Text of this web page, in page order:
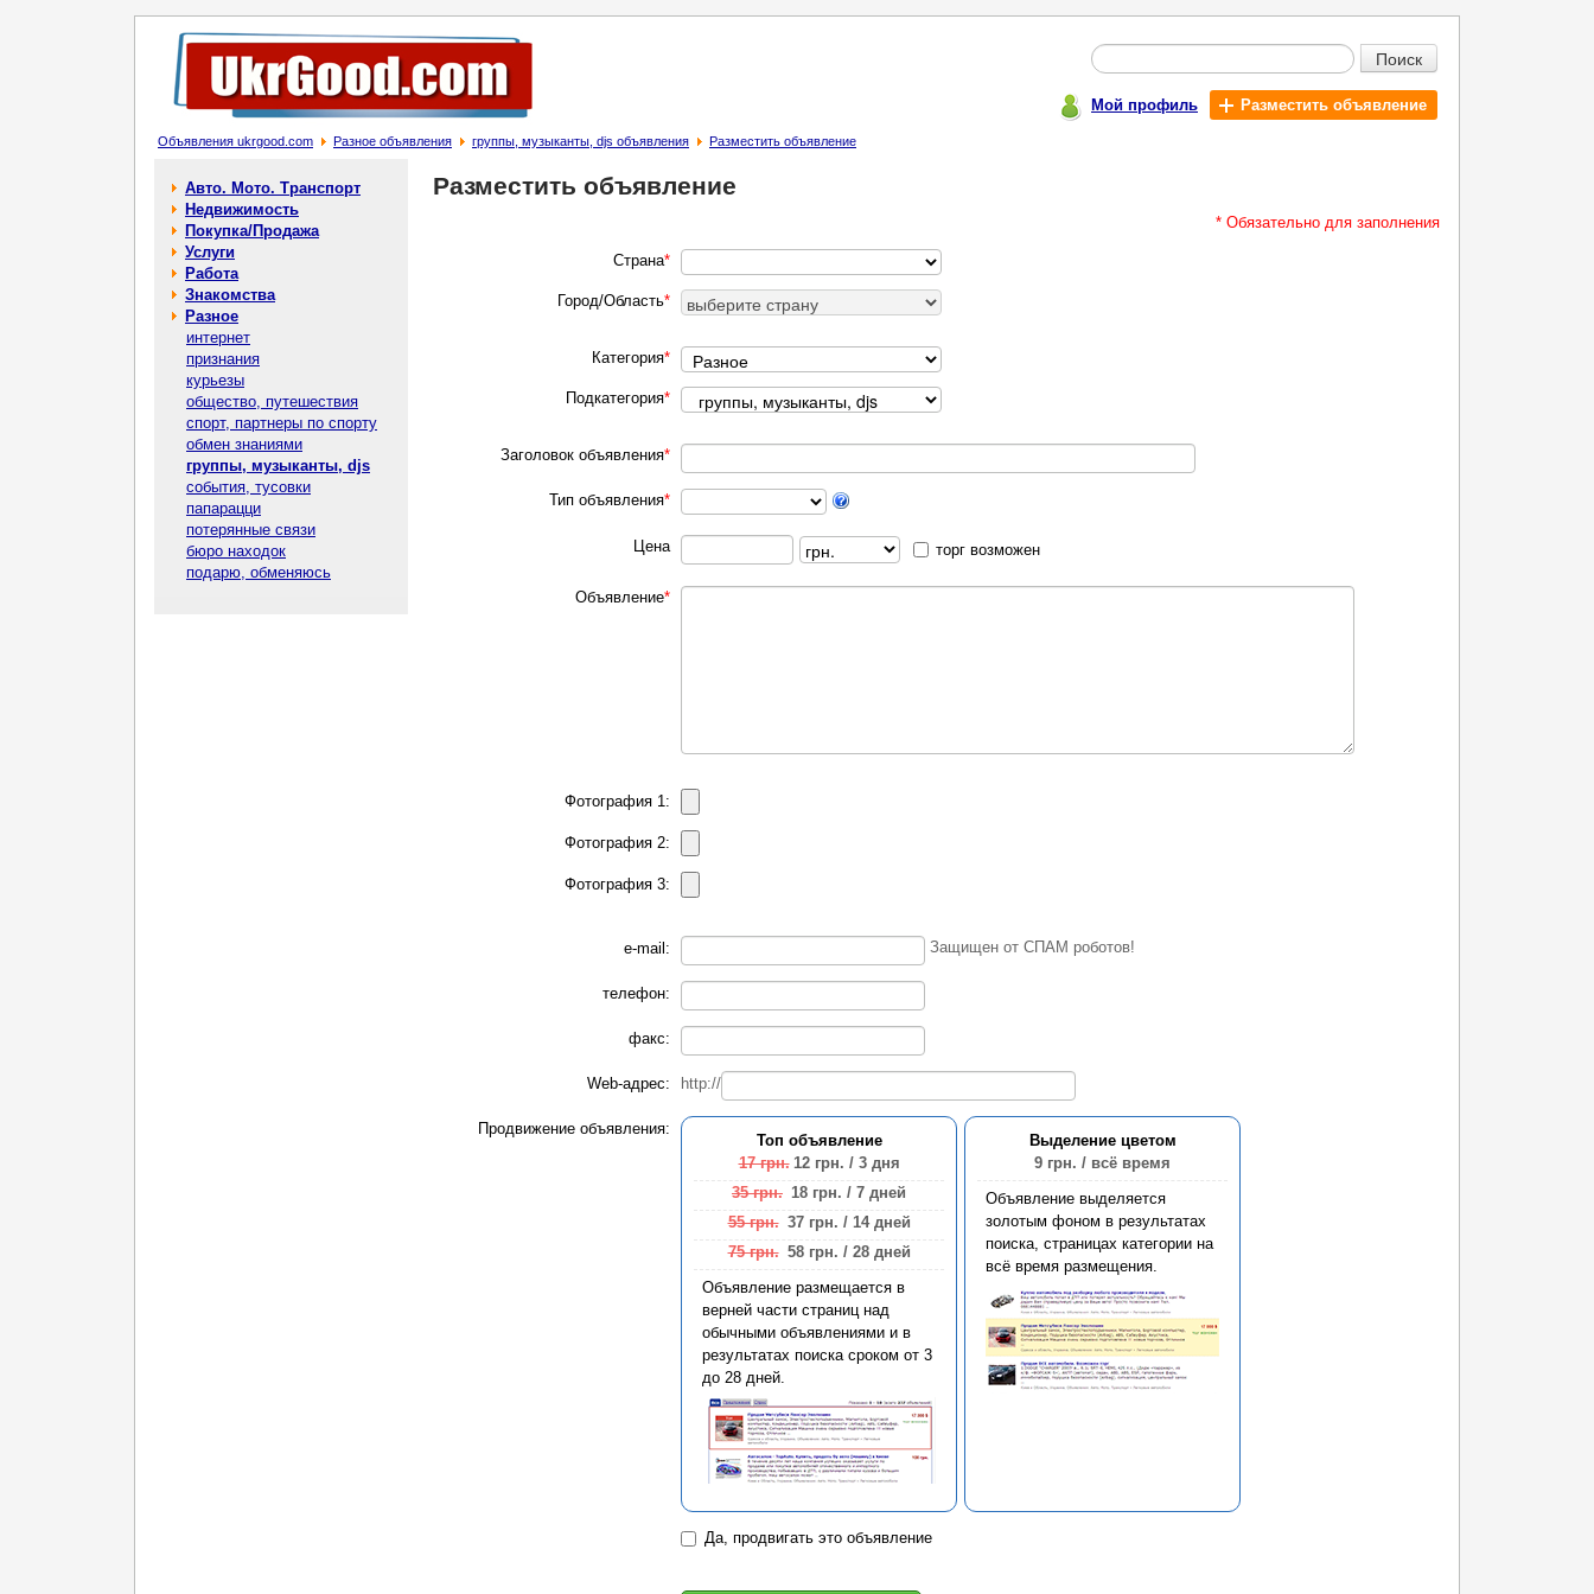
Поиск
Мой профиль Разместить объявление
Объявления ukrgood.com Разное объявления группы, музыканты, djs объявления Разместить объявление
Авто. Мото. Транспорт
Недвижимость
Покупка/Продажа
Услуги
Работа
Знакомства
Разное
интернет
признания
курьезы
общество, путешествия
спорт, партнеры по спорту
обмен знаниями
группы, музыканты, djs
события, тусовки
папарацци
потерянные связи
бюро находок
подарю, обменяюсь
Разместить объявление
* Обязательно для заполнения
Страна*
Город/Область*
Категория*
Подкатегория*
Заголовок объявления*
Тип объявления*
Цена торг возможен
Объявление*
Фотография 1:
Фотография 2:
Фотография 3:
e-mail: Защищен от СПАМ роботов!
телефон:
факс:
Web-адрес: http://
Продвижение объявления:
Топ объявление
17 грн. 12 грн. / 3 дня
35 грн. 18 грн. / 7 дней
55 грн. 37 грн. / 14 дней
75 грн. 58 грн. / 28 дней
Объявление размещается в
верней части страниц над
обычными объявлениями и в
результатах поиска сроком от 3
до 28 дней.
Выделение цветом
9 грн. / всё время
Объявление выделяется
золотым фоном в результатах
поиска, страницах категории на
всё время размещения.
Да, продвигать это объявление